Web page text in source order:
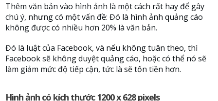
Thêm văn bản vào hình ảnh là một cách rất hay để gây
chú ý, nhưng có một vấn đề: Đó là hình ảnh quảng cáo
không được có nhiều hơn 20% là văn bản.
Đó là luật của Facebook, và nếu không tuân theo, thì
Facebook sẽ không duyệt quảng cáo, hoặc có thể nó sẽ
làm giảm mức độ tiếp cận, tức là sẽ tốn tiền hơn.
Hình ảnh có kích thước 1200 x 628 pixels